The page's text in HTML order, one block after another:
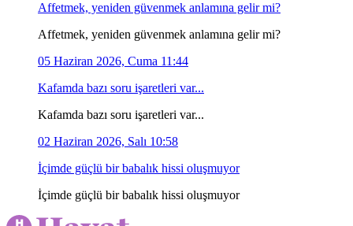
Affetmek, yeniden güvenmek anlamına gelir mi?
Affetmek, yeniden güvenmek anlamına gelir mi?
05 Haziran 2026, Cuma 11:44
Kafamda bazı soru işaretleri var...
Kafamda bazı soru işaretleri var...
02 Haziran 2026, Salı 10:58
İçimde güçlü bir babalık hissi oluşmuyor
İçimde güçlü bir babalık hissi oluşmuyor